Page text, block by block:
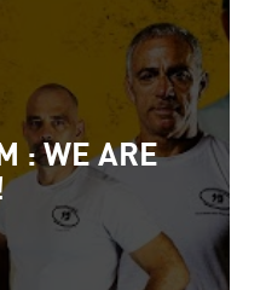
: WE ARE